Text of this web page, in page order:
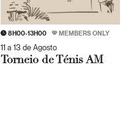
8H00-13H00 MEMBERS ONLY
11 a 13 de Agosto
Torneio de Ténis AM